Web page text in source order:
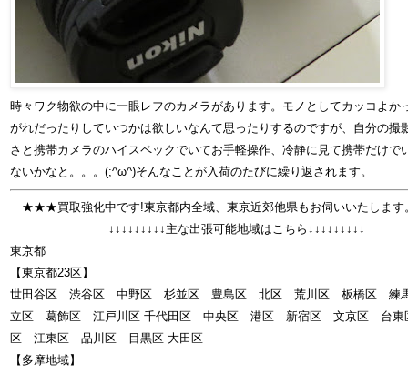
時々ワク物欲の中に一眼レフのカメラがあります。モノとしてカッコよか
がれだったりしていつかは欲しいなんて思ったりするのですが、自分の撮
さと携帯カメラのハイスペックでいてお手軽操作、冷静に見て携帯だけで
ないかなと。。。(;^ω^)そんなことが入荷のたびに繰り返されます。
★★★買取強化中です!東京都内全域、東京近郊他県もお伺いいたしま
↓↓↓↓↓↓↓↓↓主な出張可能地域はこちら↓↓↓↓↓↓↓↓↓
東京都
【東京都23区】
世田谷区 渋谷区 中野区 杉並区 豊島区 北区 荒川区 板橋区
立区 葛飾区 江戸川区 千代田区 中央区 港区 新宿区 文京区 台
区 江東区 品川区 目黒区 大田区
【多摩地域】